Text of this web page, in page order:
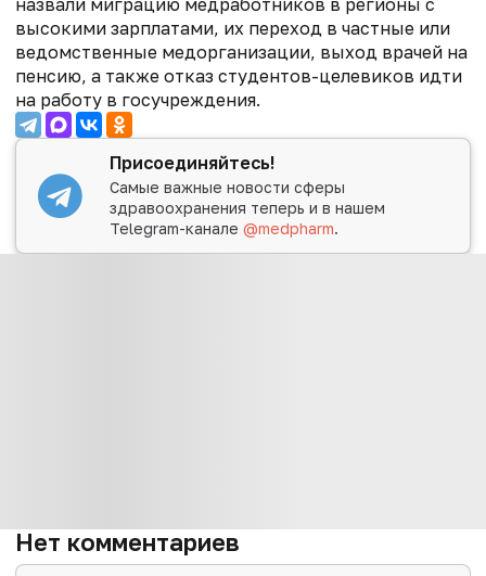
высокими зарплатами, их переход в частные или
ведомственные медорганизации, выход врачей на
пенсию, а также отказ студентов-целевиков идти
на работу в госучреждения.
Присоединяйтесь!
Самые важные новости сферы
здравоохранения теперь и в нашем
Telegram-канале@medpharm.
Нет комментариев